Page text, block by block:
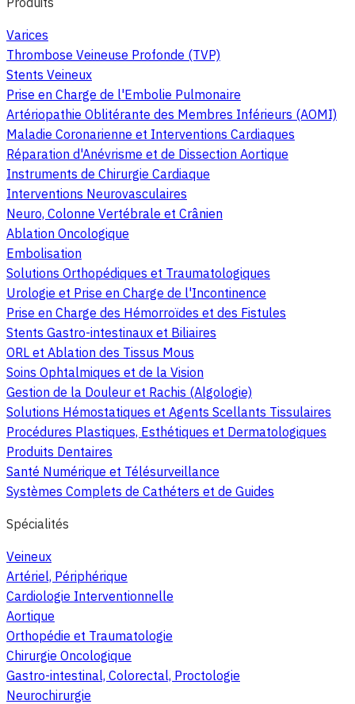
Varices
Thrombose Veineuse Profonde (TVP)
Stents Veineux
Prise en Charge de l'Embolie Pulmonaire
Artériopathie Oblitérante des Membres Inférieurs (AOMI)
Maladie Coronarienne et Interventions Cardiaques
Réparation d'Anévrisme et de Dissection Aortique
Instruments de Chirurgie Cardiaque
Interventions Neurovasculaires
Neuro, Colonne Vertébrale et Crânien
Ablation Oncologique
Embolisation
Solutions Orthopédiques et Traumatologiques
Urologie et Prise en Charge de l'Incontinence
Prise en Charge des Hémorroïdes et des Fistules
Stents Gastro-intestinaux et Biliaires
ORL et Ablation des Tissus Mous
Soins Ophtalmiques et de la Vision
Gestion de la Douleur et Rachis (Algologie)
Solutions Hémostatiques et Agents Scellants Tissulaires
Procédures Plastiques, Esthétiques et Dermatologiques
Produits Dentaires
Santé Numérique et Télésurveillance
Systèmes Complets de Cathéters et de Guides
Spécialités
Veineux
Artériel, Périphérique
Cardiologie Interventionnelle
Aortique
Orthopédie et Traumatologie
Chirurgie Oncologique
Gastro-intestinal, Colorectal, Proctologie
Neurochirurgie